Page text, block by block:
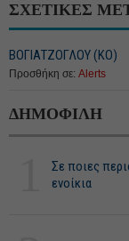
ΣΧΕΤΙΚΕΣ
ΒΟΓΙΑΤΖΟΓΛΟΥ (ΚΟ)
Προσθήκη σε: Alerts
ΔΗΜΟΦΙΛΗ
Σε ποιες
ενοίκια